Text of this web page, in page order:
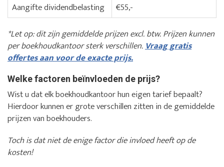
Aangifte dividendbelasting
€55,-
*Let op: dit zijn gemiddelde prijzen excl. btw. Prijzen kunnen
per boekhoudkantoor sterk verschillen.Vraag gratis
offertes aan voor de exacte prijs.
Welke factoren beïnvloeden de prijs?
Wist u dat elk boekhoudkantoor hun eigen tarief bepaalt?
Hierdoor kunnen er grote verschillen zitten in de gemiddelde
prijzen van boekhouders.
Toch is dat niet de enige factor die invloed heeft op de
kosten!